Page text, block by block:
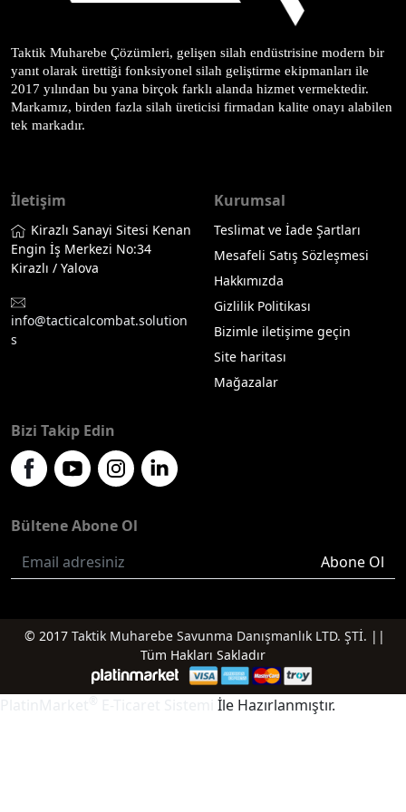
Taktik Muharebe Çözümleri, gelişen silah endüstrisine modern bir
yanıt olarak ürettiği fonksiyonel silah geliştirme ekipmanları ile
2017 yılından bu yana birçok farklı alanda hizmet vermektedir.
Markamız, birden fazla silah üreticisi firmadan kalite onayı alabilen
tek markadır.
İletişim
Kirazlı Sanayi Sitesi Kenan
Engin İş Merkezi No:34
Kirazlı / Yalova
info@tacticalcombat.solution
s
Kurumsal
Teslimat ve İade Şartları
Mesafeli Satış Sözleşmesi
Hakkımızda
Gizlilik Politikası
Bizimle iletişime geçin
Site haritası
Mağazalar
Bizi Takip Edin
Bültene Abone Ol
Abone Ol
© 2017 Taktik Muharebe Savunma Danışmanlık LTD. ŞTİ. ||
Tüm Hakları Sakladır
İle Hazırlanmıştır.